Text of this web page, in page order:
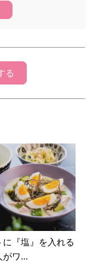
る
に『塩』を入れる
がワ...